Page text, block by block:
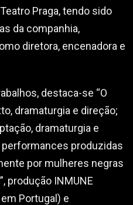
Praga, tendo sido
da companhia,
diretora, encenadora e
destaca-se “O
dramaturgia e direção;
dramaturgia e
produzidas
por mulheres negras
produção INMUNE
Portugal) e